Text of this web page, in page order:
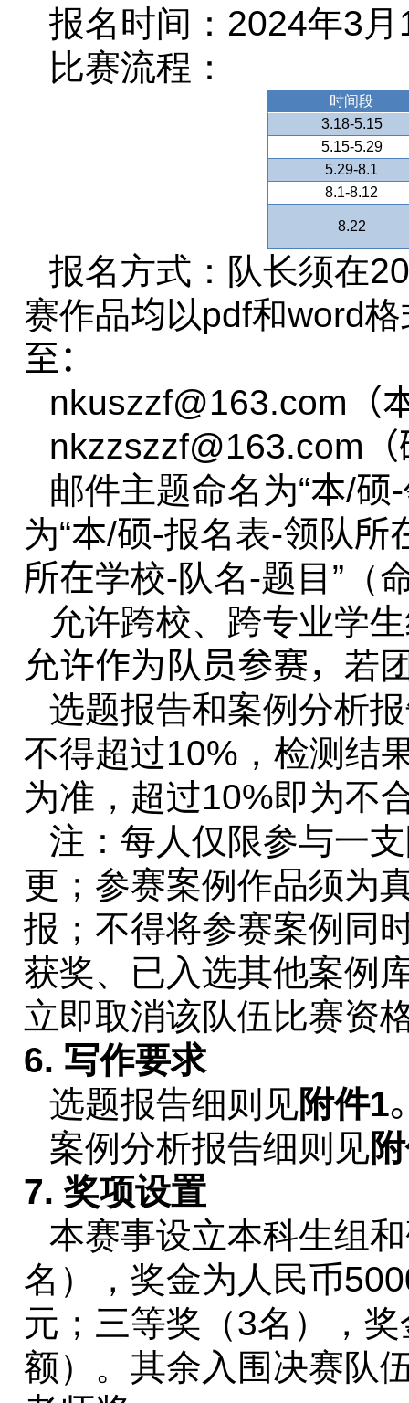
报名时间： 2024年3 月
比赛流程：
时间段
3.18-5.15
5.15-5.29
5.29-8.1
8.1-8.12
8.22
报名方式：队长须在
赛作品均以pdf和word格
至：
nkuszzf@163.com （
nkzzszzf@163.com
邮件主题命名为“本/硕-
为“本/硕-报名表-领队所
所在学校-队名-题目”（
允许跨校、跨专业学
允许作为队员参赛， 若
选题报告和案例分析
不得超过10% ，检测结
为准，超过10%即为不
注：每人仅限参与一
更；参赛案例作品须为
报；不得将参赛案例同
获奖、已入选其他案例
立即取消该队伍比赛资
6. 写作要求
选题报告细则见附件1
案例分析报告细则见
7. 奖项设置
本赛事设立本科生组
名），奖金为人民币
元；三等奖（3名），
额）。其余入围决赛队